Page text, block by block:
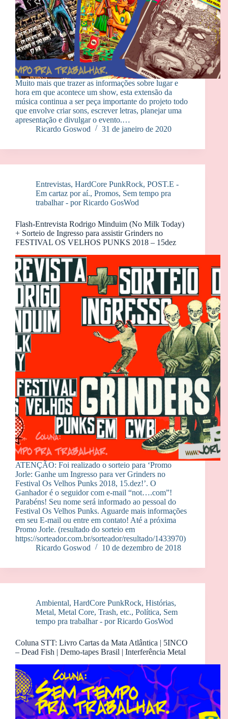
Muito mais que trazer as informações sobre lugar e
hora em que acontece um show, esta extensão da
música continua a ser peça importante do projeto todo
que envolve criar sons, escrever letras, planejar uma
apresentação e divulgar o evento.…
Ricardo Goswod
31 de janeiro de 2020
Entrevistas, HardCore PunkRock, POST.E -
Em cartaz por aí., Promos, Sem tempo pra
trabalhar - por Ricardo GosWod
Flash-Entrevista Rodrigo Minduim (No Milk Today)
+ Sorteio de Ingresso para assistir Grinders no
FESTIVAL OS VELHOS PUNKS 2018 – 15dez
ATENÇÃO: Foi realizado o sorteio para ‘Promo
Jorle: Ganhe um Ingresso para ver Grinders no
Festival Os Velhos Punks 2018, 15.dez!’. O
Ganhador é o seguidor com e-mail “not….com”!
Parabéns! Seu nome será informado ao pessoal do
Festival Os Velhos Punks. Aguarde mais informações
em seu E-mail ou entre em contato! Até a próxima
Promo Jorle. (resultado do sorteio em
https://sorteador.com.br/sorteador/resultado/1433970)
Ricardo Goswod
10 de dezembro de 2018
Ambiental, HardCore PunkRock, Histórias,
Metal, Metal Core, Trash, etc., Política, Sem
tempo pra trabalhar - por Ricardo GosWod
Coluna STT: Livro Cartas da Mata Atlântica | 5INCO
– Dead Fish | Demo-tapes Brasil | Interferência Metal